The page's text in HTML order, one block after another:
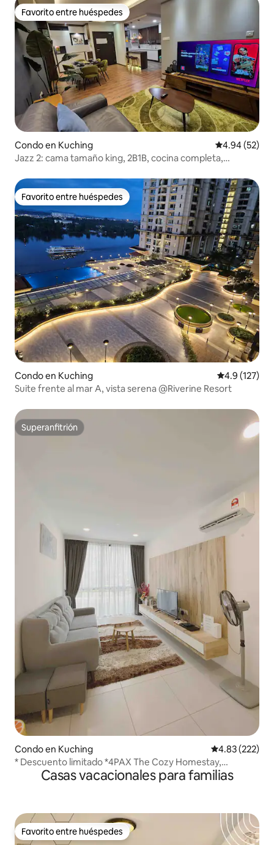
Favorito entre huéspedes
Favorito entre huéspedes
Condo en Kuching Calificación
4.94 (52)
Jazz 2: cama tamaño king, 2B1B, cocina completa,
Favorito entre huéspedes
Favorito entre huéspedes
Condo en Kuching Calificación
4.9 (127)
Suite frente al mar A, vista serena @Riverine Resort
Superanfitrión
Superanfitrión
Condo en Kuching Calificación
4.83 (222)
* Descuento limitado *4PAX The Cozy Homestay,
deLOFTSCasas vacacionales para familias
Favorito entre huéspedes
Favorito entre huéspedes